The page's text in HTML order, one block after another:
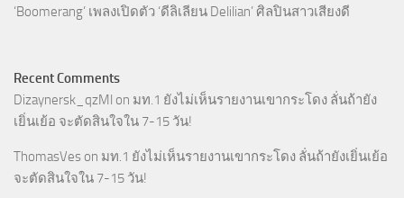
‘Boomerang’ เพลงเปิดตัว ‘ดีลิเลียน Delilian’ ศิลปินสาวเสียงดี
Recent Comments
Dizaynersk_qzMl on มท.1 ยังไม่เห็นรายงานเขากระโดง ลั่นถ้ายัง
เยิ่นเย้อ จะตัดสินใจใน 7-15 วัน!
ThomasVes on มท.1 ยังไม่เห็นรายงานเขากระโดง ลั่นถ้ายังเยิ่นเย้อ
จะตัดสินใจใน 7-15 วัน!